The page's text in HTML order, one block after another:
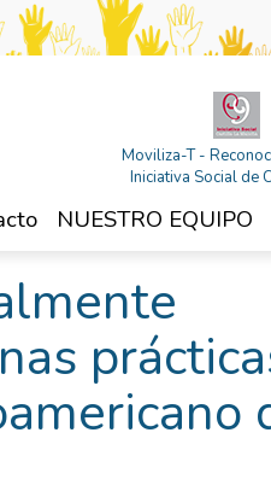
Moviliza-T -
Iniciativa Social de
NUESTRO EQUIPO